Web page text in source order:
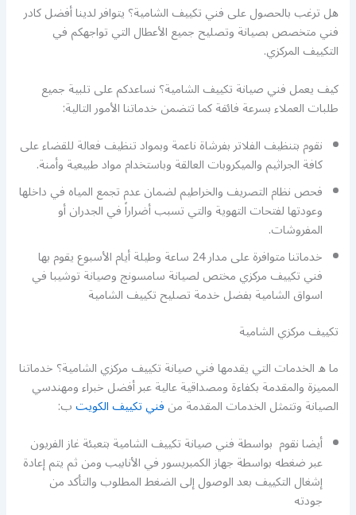
هل ترغب بالحصول على فني تكييف الشامية؟ يتوافر لدينا أفضل كادر
فني متخصص بصيانة وتصليح جميع الأعطال التي تواجهكم في
التكييف المركزي.
كيف يعمل فني صيانة تكييف الشامية؟ نساعدكم على تلبية جميع
طلبات العملاء بسرعة فائقة كما تتضمن خدماتنا الأمور التالية:
نقوم بتنظيف الفلاتر بفرشاة ناعمة وبمواد تنظيف فعالة للقضاء على
كافة الجراثيم والميكروبات العالقة وباستخدام مواد طبيعية وأمنة.
فحص نظام التصريف والخراطيم لضمان عدم تجمع المياه في داخلها
وعودتها لفتحات التهوية والتي تسبب أضراراً في الجدران أو
المفروشات.
خدماتنا متوافرة على مدار 24 ساعة وطيلة أيام الأسبوع يقوم بها
فني تكييف مركزي مختص لصيانة سامسونج وصيانة توشيبا في
اسواق الشامية بفضل خدمة تصليح تكييف الشامية
تكييف مركزي الشامية
ما ه الخدمات التي يقدمها فني صيانة تكييف مركزي الشامية؟ خدماتنا
المميزة والمقدمة بكفاءة ومصداقية عالية عبر أفضل خبراء ومهندسي
الصيانة وتتمثل الخدمات المقدمة منفني تكييف الكويتب:
أيضا نقوم بواسطة فني صيانة تكييف الشامية بتعبئة غاز الفريون
عبر ضغطه بواسطة جهاز الكمبريسور في الأنابيب ومن ثم يتم إعادة
إشغال التكييف بعد الوصول إلى الضغط المطلوب والتأكد من
جودته